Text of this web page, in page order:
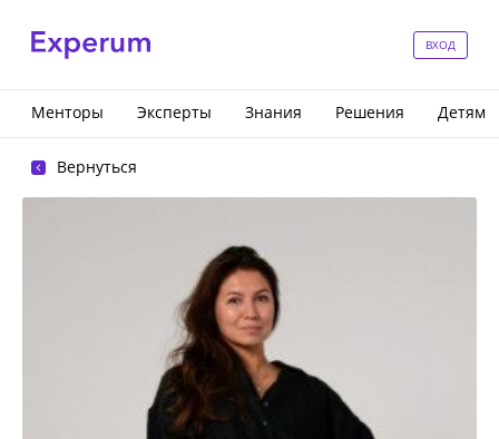
ВХОД
Менторы Эксперты Знания Решения Детям
Вернуться